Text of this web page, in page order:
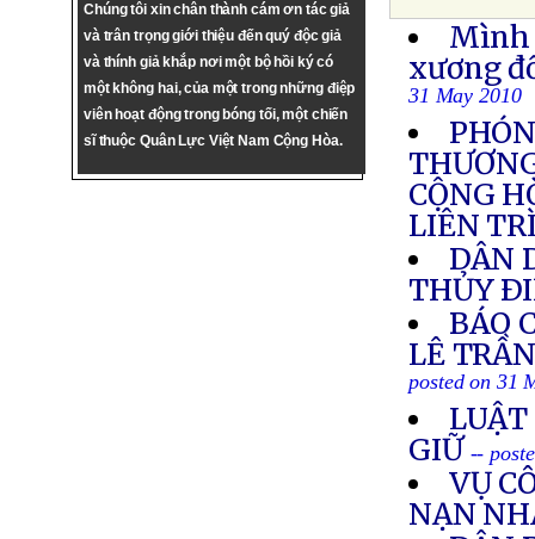
Chúng tôi xin chân thành cám ơn tác giả
và trân trọng giới thiệu đến quý độc giả
và thính giả khắp nơi một bộ hồi ký có
một không hai, của một trong những điệp
viên hoạt động trong bóng tối, một chiến
sĩ thuộc Quân Lực Việt Nam Cộng Hòa.
Mình
xương
31 May 2010
CỘNG
LIÊN
DÂN
THỦY
BÁO
LÊ
posted on 31
GIỮ --
VỤ
NẠN